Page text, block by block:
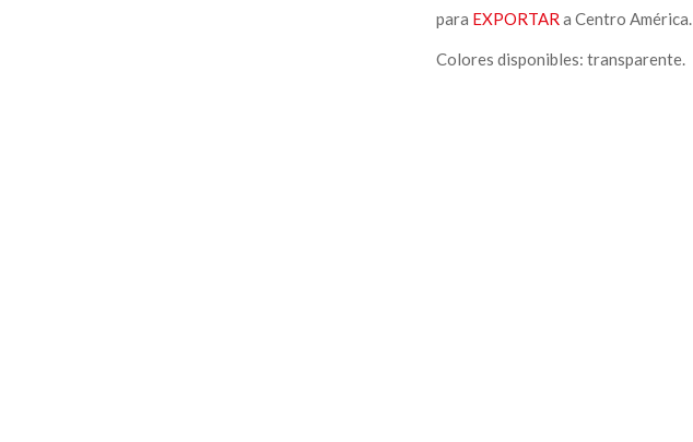
para EXPORTAR a Centro América.
Colores disponibles: transparente.